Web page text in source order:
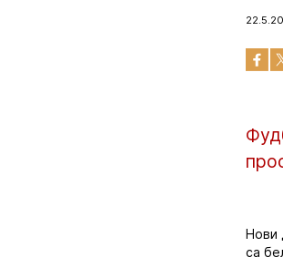
Нови
са